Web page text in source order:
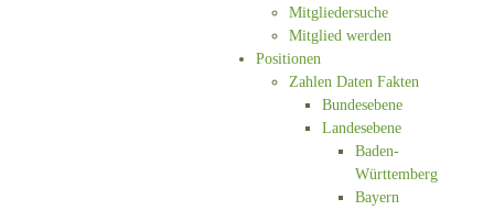
Mitgliedersuche
Mitglied werden
Positionen
Zahlen Daten Fakten
Bundesebene
Landesebene
Baden-
Württemberg
Bayern